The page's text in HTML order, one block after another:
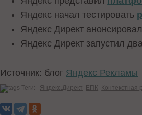
Яндекс начал тестировать
Яндекс Директ анонсировал
Яндекс Директ запустил
Источник: блог Яндекс Рекламы
Теги: Яндекс.Директ ЕПК Контекстная